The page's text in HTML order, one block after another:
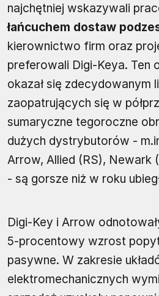
najchętniej wskazywali
łańcuchem dostaw
kierownictwo firm oraz
preferowali Digi-Keya. Ten
okazał się zdecydowanym
zaopatrujących się w
sumaryczne tegoroczne
dużych dystrybutorów -
Arrow, Allied (RS), Newark
- są gorsze niż w roku
Digi-Key i Arrow
5-procentowy wzrost
pasywne. W zakresie
elektromechanicznych